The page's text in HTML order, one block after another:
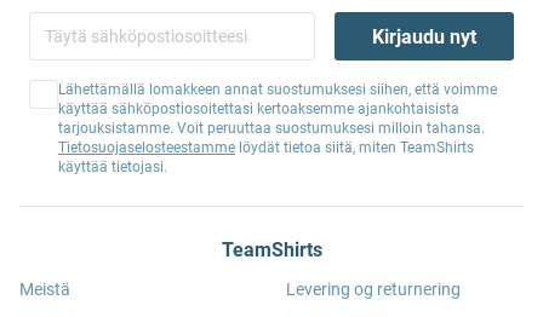
Kirjaudu nyt
Lähettämällä lomakkeen annat suostumuksesi siihen, että voimme
käyttää sähköpostiosoitettasi kertoaksemme ajankohtaisista
tarjouksistamme. Voit peruuttaa suostumuksesi milloin tahansa.
Tietosuojaselosteestamme löydät tietoa siitä, miten TeamShirts
käyttää tietojasi.
TeamShirts
Meistä
Levering og returnering